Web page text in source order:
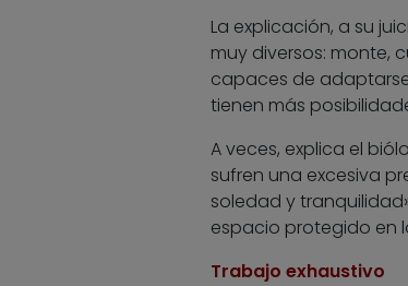
La explicación, a su
muy diversos: monte,
capaces de
tienen más
A veces, explica el
sufren una excesiva
soledad y
espacio protegido en
Trabajo exhaustivo